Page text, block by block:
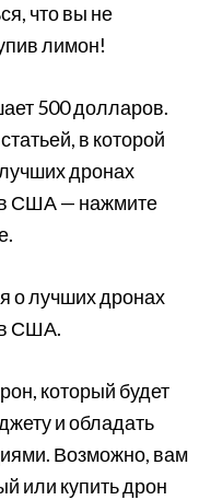
что вы не
лимон!
500 долларов.
в которой
дронах
США — нажмите
о лучших дронах
США.
который будет
и обладать
Возможно, вам
или купить дрон